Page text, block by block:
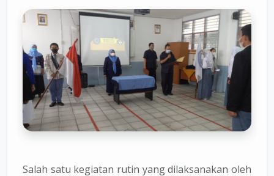
Salah satu kegiatan rutin yang dilaksanakan oleh